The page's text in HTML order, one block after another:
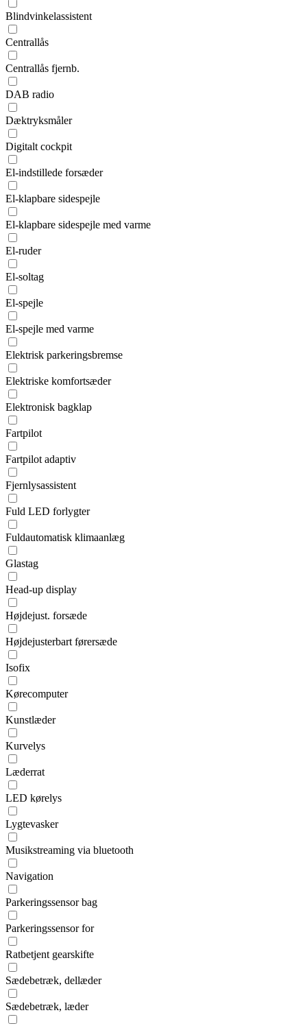
Blindvinkelassistent
Centrallås
Centrallås fjernb.
DAB radio
Dæktryksmåler
Digitalt cockpit
El-indstillede forsæder
El-klapbare sidespejle
El-klapbare sidespejle med varme
El-ruder
El-soltag
El-spejle
El-spejle med varme
Elektrisk parkeringsbremse
Elektriske komfortsæder
Elektronisk bagklap
Fartpilot
Fartpilot adaptiv
Fjernlysassistent
Fuld LED forlygter
Fuldautomatisk klimaanlæg
Glastag
Head-up display
Højdejust. forsæde
Højdejusterbart førersæde
Isofix
Kørecomputer
Kunstlæder
Kurvelys
Læderrat
LED kørelys
Lygtevasker
Musikstreaming via bluetooth
Navigation
Parkeringssensor bag
Parkeringssensor for
Ratbetjent gearskifte
Sædebetræk, dellæder
Sædebetræk, læder